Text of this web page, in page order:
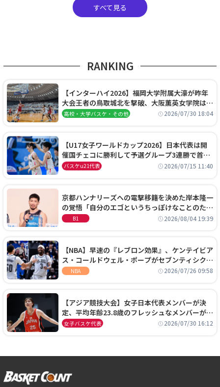
すべて見る
RANKING
【インターハイ2026】福岡大学附属大濠が昨年
大会王者の鳥取城北を撃破、大阪薫英女学院は岐
阜女子に完勝、大会3日目試合結果
高校・大学バスケ・その他 2026/07/30 18:04
【U17女子ワールドカップ2026】日本代表は開
催国チェコに勝利して予選グループ3連勝で首位
通過！準々決勝の相手はエジプトに決定
バスケu21代表 2026/07/15 11:40
京都ハンナリーズへの電撃移籍を決めた岸本隆一
の覚悟「自分のエゴというちっぽけなことのため
に、京都に来たわけではない」
B1 2026/08/04 19:39
【NBA】早速の『レブロン効果』、ケンテイビア
ス・コールドウェル・ポープがセブンティシクサ
ーズに1年契約で加入
NBA 2026/07/26 09:58
【アジア競技大会】女子日本代表メンバーが決
定、平均年齢23.8歳のフレッシュなメンバーが日
本開催の大舞台で頂点を狙う
女子バスケ代表 2026/07/30 16:12